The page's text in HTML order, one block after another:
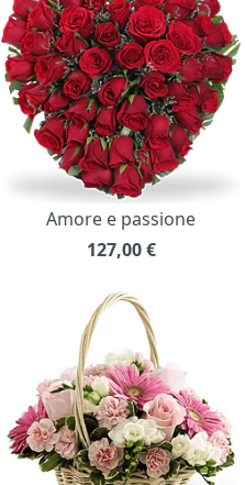
Amore e passione
127,00 €